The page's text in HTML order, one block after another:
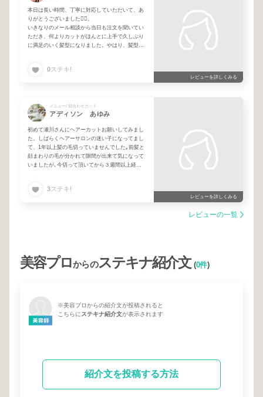
本日は長い時間、丁寧に対応していただいて、あ
りがとうございました🙇‍♀️。
いきなりのメール相談から当日も注文を聞いてい
ただき、何よりカットがほんとに上手で久しぶり
に満足のいく髪型になりました。やはり、髪型っ
ずっと美容院迷子になっていたので、とても嬉し
0ステキ!
レビューを詳しくみる
メニュー/ 似合わせカット
アディソン あゆみ
初めて瀬川さんにヘアーカットお願いしてみまし
た。しばらくヘアーサロンの迷い子になってまし
て、1年以上髪の毛切っていませんでした｡前髪と
顔まわりの毛が分かれて隙間が出来て気になって
いましたが､今切って頂いてから３週間以上経ち
ます。ありがとうございました｡
3ステキ!
レビューを詳しくみる
レビューの一覧
美容プロからのステキナ紹介文(0件)
※美容プロからの紹介文が投稿されると
こちらにステキナ紹介文が表示されます
紹介文を投稿する方法